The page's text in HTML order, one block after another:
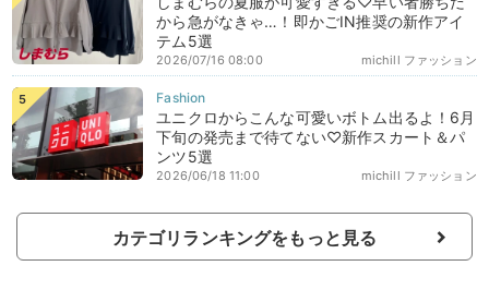
から急がなきゃ…！即かごIN推奨の新作アイ
テム5選
michill ファッション
2026/07/16 08:00
ユニクロからこんな可愛いボトム出るよ！6月
下旬の発売まで待てない♡新作スカート＆パ
ンツ5選
michill ファッション
2026/06/18 11:00
カテゴリランキングをもっと見る